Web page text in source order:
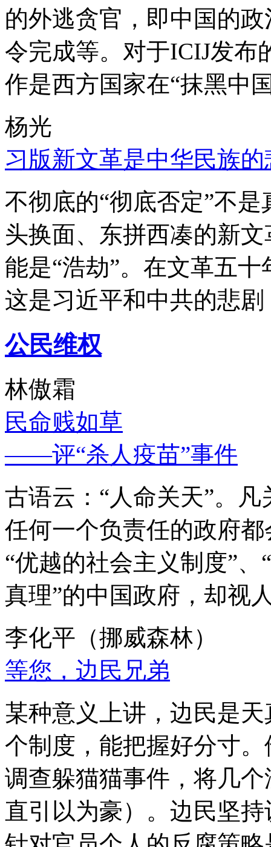
的外逃贪官，即中国的
令完成等。对于ICIJ发布
作是西方国家在“抹黑中
杨光
习版新文革是中华民族的
不彻底的“彻底否定”不
头换面、东拼西凑的新
能是“浩劫”。在文革五
这是习近平和中共的悲
公民维权
林傲霜
民命贱如草
——评“杀人疫苗”事件
古语云：“人命关天”。
任何一个负责任的政府
“优越的社会主义制度”
真理”的中国政府，却视
李化平（挪威森林）
等您，边民兄弟
某种意义上讲，边民是
个制度，能把握好分寸
调查躲猫猫事件，将几
直引以为豪）。边民坚